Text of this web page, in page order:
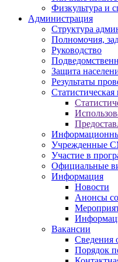
Физкультура и
Администрация
Структура
Полномочия,
Руководство
Защита
Результаты
Учрежденные
Участие в
Официальные
Информация
Новости
Анонсы
Вакансии
Сведения
Порядок